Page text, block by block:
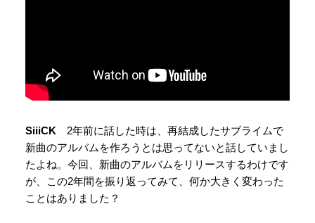
SiiiCK 2年前に話した時は、再結成したサブライムで
新曲のアルバムを作ろうとは思ってないと話していまし
たよね。今回、新曲のアルバムをリリースするわけです
が、この2年間を振り返ってみて、何か大きく変わった
ことはありました？